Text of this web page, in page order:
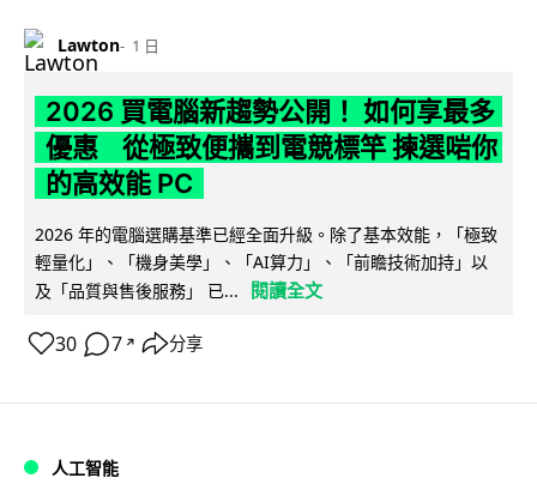
Lawton 1 日
2026 買電腦新趨勢公開！ 如何享最多
優惠 從極致便攜到電競標竿 揀選啱你
的高效能 PC
2026 年的電腦選購基準已經全面升級。除了基本效能，「極致
輕量化」、「機身美學」、「AI算力」、「前瞻技術加持」以
及「品質與售後服務」 已...
閱讀全文
30 7 ↗ 分享
人工智能